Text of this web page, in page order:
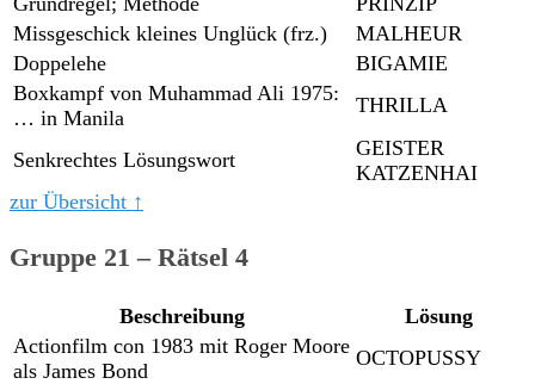
Missgeschick kleines Unglück (frz.)
MALHEUR
Doppelehe
BIGAMIE
Boxkampf von Muhammad Ali 1975:
… in Manila
THRILLA
Senkrechtes Lösungswort
GEISTER
KATZENHAI
zur Übersicht ↑
Gruppe 21 – Rätsel 4
Beschreibung
Lösung
Actionfilm con 1983 mit Roger Moore
als James Bond
OCTOPUSSY